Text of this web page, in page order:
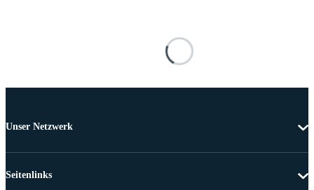
Unser Netzwerk
Seitenlinks